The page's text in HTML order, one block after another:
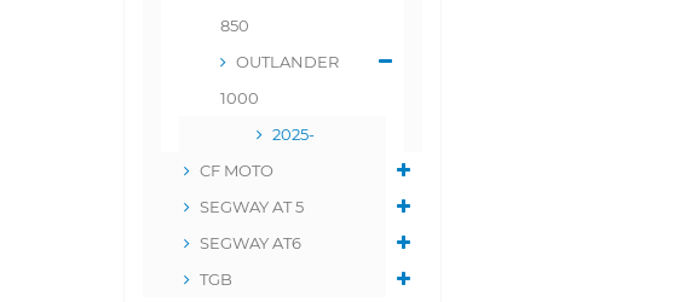
850
OUTLANDER
1000
2025-
CF MOTO
SEGWAY AT 5
SEGWAY AT6
TGB